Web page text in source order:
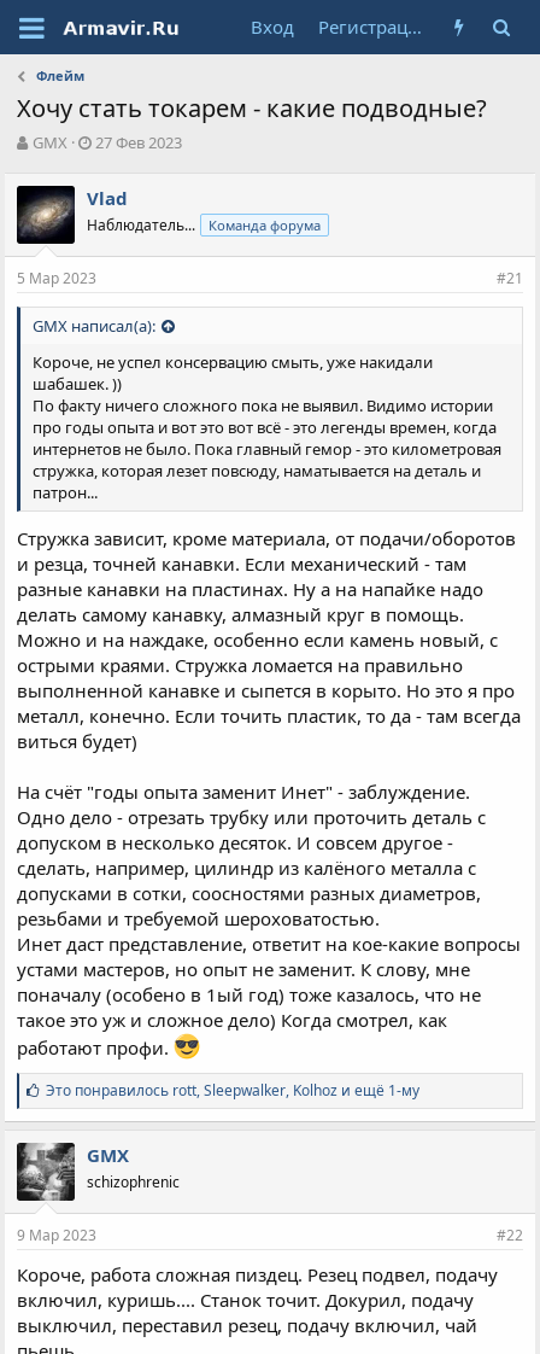
Вход Регистрация
Флейм
Хочу стать токарем - какие подводные?
А
т
о
р
т
е
ы
GMX
Д
а
н
ч
л
а
27 Фев 2023
Vlad
Наблюдатель... Команда форума
5 Мар 2023 #21
GMX написал(а):
Короче, не успел консервацию смыть, уже накидали
шабашек. ))
По факту ничего сложного пока не выявил. Видимо истории
про годы опыта и вот это вот всё - это легенды времен, когда
интернетов не было. Пока главный гемор - это километровая
стружка, которая лезет повсюду, наматывается на деталь и
патрон...
Стружка зависит, кроме материала, от подачи/оборотов
и резца, точней канавки. Если механический - там
разные канавки на пластинах. Ну а на напайке надо
делать самому канавку, алмазный круг в помощь.
Можно и на наждаке, особенно если камень новый, с
острыми краями. Стружка ломается на правильно
выполненной канавке и сыпется в корыто. Но это я про
металл, конечно. Если точить пластик, то да - там всегда
виться будет)
На счёт "годы опыта заменит Инет" - заблуждение.
Одно дело - отрезать трубку или проточить деталь с
допуском в несколько десяток. И совсем другое -
сделать, например, цилиндр из калёного металла с
допусками в сотки, соосностями разных диаметров,
резьбами и требуемой шероховатостью.
Инет даст представление, ответит на кое-какие вопросы
устами мастеров, но опыт не заменит. К слову, мне
поначалу (особено в 1ый год) тоже казалось, что не
такое это уж и сложное дело) Когда смотрел, как
работают профи.
С
и
м
п
а
т
и
:
Это понравилось rott,Sleepwalker, Kolhoz и ещё 1-му
GMX
schizophrenic
9 Мар 2023 #22
Короче, работа сложная пиздец. Резец подвел, подачу
включил, куришь.... Станок точит. Докурил, подачу
выключил, переставил резец, подачу включил, чай